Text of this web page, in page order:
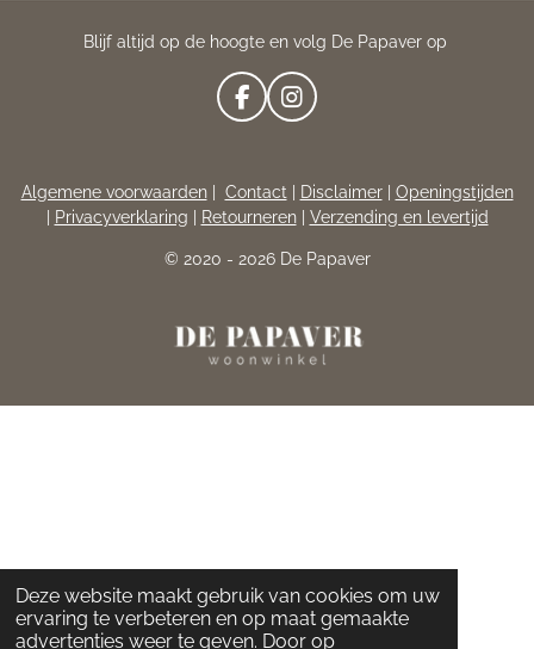
Deze website maakt gebruik van cookies om uw
ervaring te verbeteren en op maat gemaakte
advertenties weer te geven. Door op
Blijf altijd op de hoogte en volg De Papaver op
F
A
B
O
K
I
N
A
G
A
Algemene voorwaarden| Contact| Disclaimer| Openingstijden
Privacyverklaring Retourneren| Verzending en levertijd
© 2020 - 2026 De Papaver